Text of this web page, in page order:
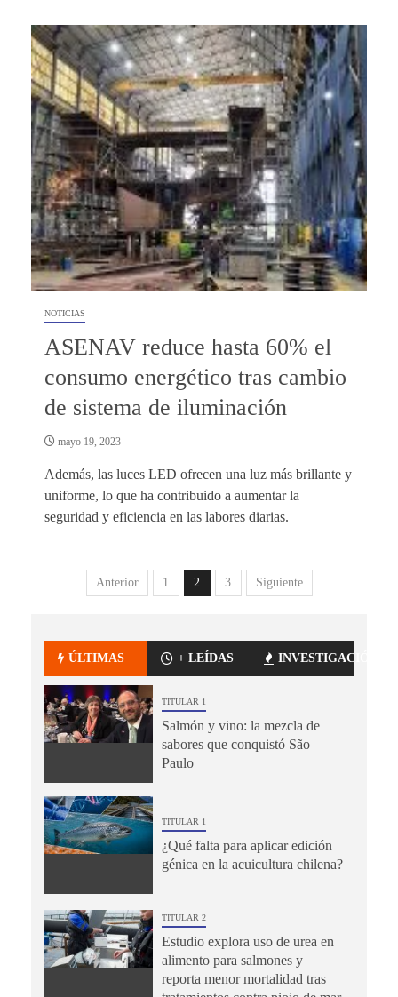
NOTICIAS
ASENAV reduce hasta 60% el
consumo energético tras cambio
de sistema de iluminación
mayo 19, 2023
Además, las luces LED ofrecen una luz más brillante y
uniforme, lo que ha contribuido a aumentar la
seguridad y eficiencia en las labores diarias.
Anterior 1 2 3 Siguiente
ÚLTIMAS + LEÍDAS INVESTIGACIÓN
TITULAR 1
Salmón y vino: la mezcla de
sabores que conquistó São
Paulo
TITULAR 1
¿Qué falta para aplicar edición
génica en la acuicultura chilena?
TITULAR 2
Estudio explora uso de urea en
alimento para salmones y
reporta menor mortalidad tras